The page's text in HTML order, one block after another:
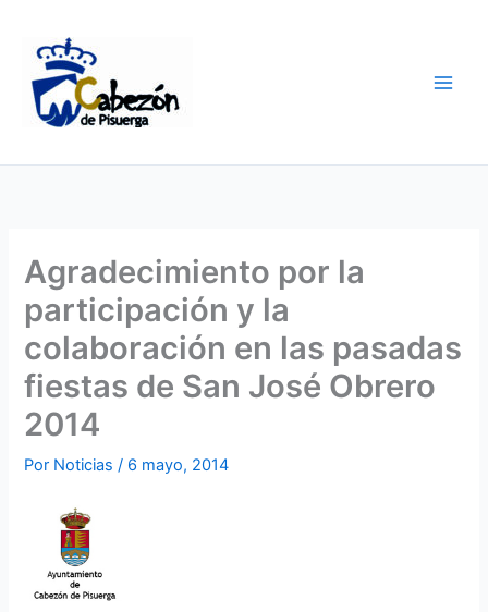
contenido
Agradecimiento por la
participación y la
colaboración en las pasadas
fiestas de San José Obrero
2014
Por Noticias/ 6 mayo, 2014